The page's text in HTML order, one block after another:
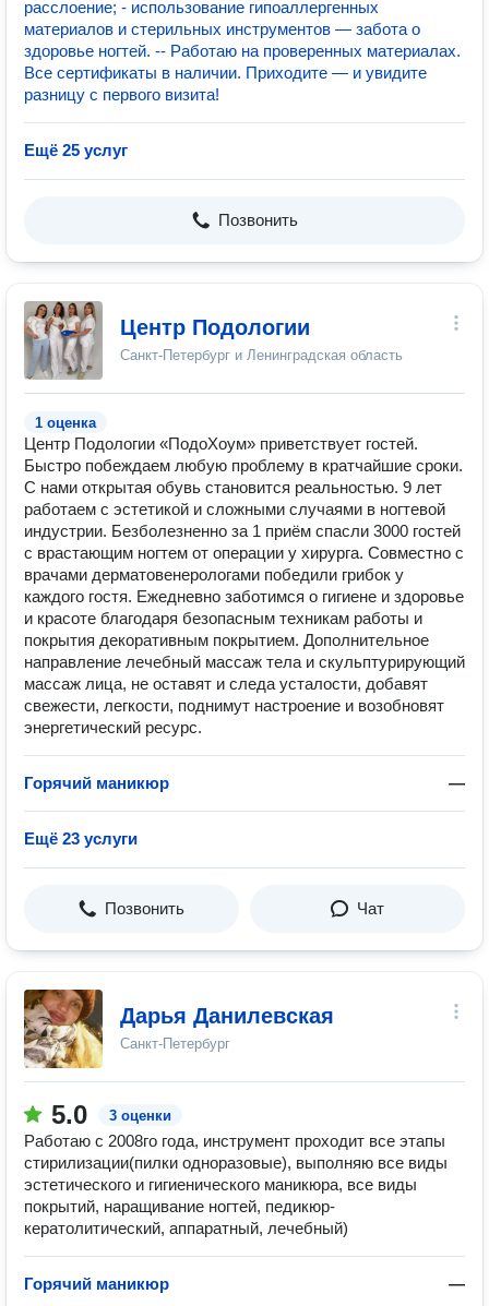
расслоение; - использование гипоаллергенных
материалов и стерильных инструментов — забота о
здоровье ногтей. -- Работаю на проверенных материалах.
Все сертификаты в наличии. Приходите — и увидите
разницу с первого визита!
Ещё 25 услуг
Позвонить
Центр Подологии
Санкт-Петербург и Ленинградская область
1 оценка
Центр Подологии «ПодоХоум» приветствует гостей.
Быстро побеждаем любую проблему в кратчайшие сроки.
С нами открытая обувь становится реальностью. 9 лет
работаем с эстетикой и сложными случаями в ногтевой
индустрии. Безболезненно за 1 приём спасли 3000 гостей
с врастающим ногтем от операции у хирурга. Совместно с
врачами дерматовенерологами победили грибок у
каждого гостя. Ежедневно заботимся о гигиене и здоровье
и красоте благодаря безопасным техникам работы и
покрытия декоративным покрытием. Дополнительное
направление лечебный массаж тела и скульптурирующий
массаж лица, не оставят и следа усталости, добавят
свежести, легкости, поднимут настроение и возобновят
энергетический ресурс.
Горячий маникюр —
Ещё 23 услуги
Позвонить Чат
Дарья Данилевская
Санкт-Петербург
5.0 3 оценки
Работаю с 2008го года, инструмент проходит все этапы
стирилизации(пилки одноразовые), выполняю все виды
эстетического и гигиенического маникюра, все виды
покрытий, наращивание ногтей, педикюр-
кератолитический, аппаратный, лечебный)
Горячий маникюр —